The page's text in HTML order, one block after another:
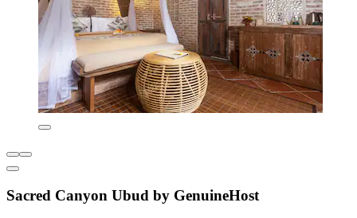
Sacred Canyon Ubud by GenuineHost